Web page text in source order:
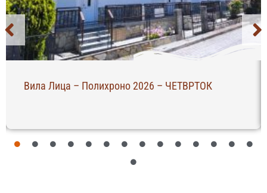
Вила Лица – Полихроно 2026 – ЧЕТВРТОК